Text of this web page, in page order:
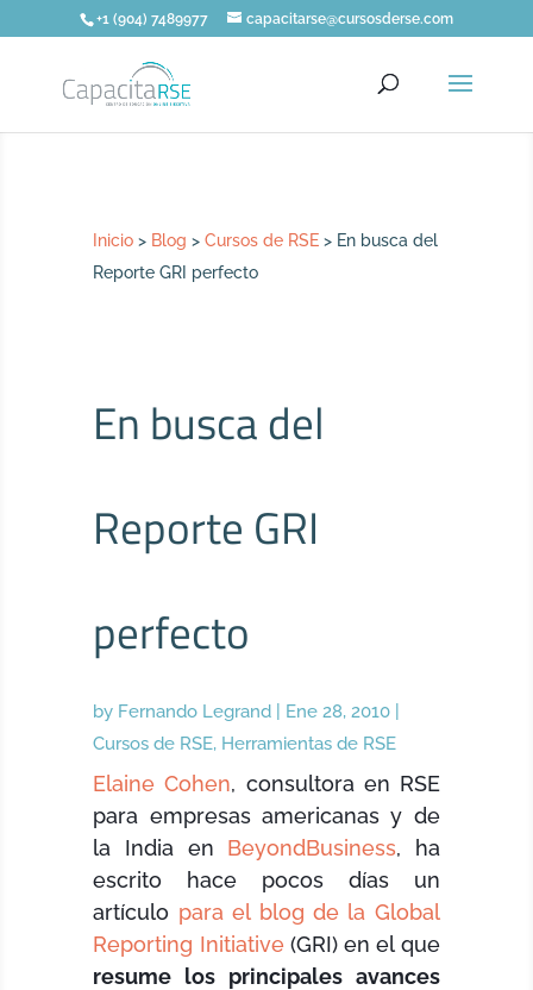
+1 (904) 7489977 capacitarse@cursosderse.com
Inicio > Blog >Cursos de RSE > En busca del
Reporte GRI perfecto
En busca del
Reporte GRI
perfecto
by Fernando Legrand Ene 28, 2010
Cursos de RSE, Herramientas de RSE
Elaine Cohen, consultora en RSE
para empresas americanas y de
la India en BeyondBusiness, ha
escrito hace pocos días un
artículo para el blog de la Global
Reporting Initiative(GRI) en el que
resume los principales avances